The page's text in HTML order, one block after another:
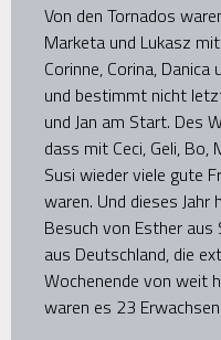
Von den Tornados
Marketa und Lukasz
Corinne, Corina,
und bestimmt nicht
und Jan am Start. Des
dass mit Ceci, Geli, Bo,
Susi wieder viele gute
waren. Und dieses
Besuch von Esther aus
aus Deutschland, die
Wochenende von weit
waren es 23